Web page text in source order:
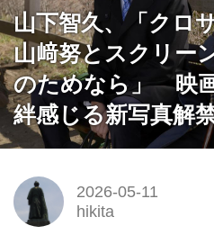
山下智久、「クロ
山﨑努とスクリー
のためなら」 映画
絆感じる新写真解
2026-05-11
hikita